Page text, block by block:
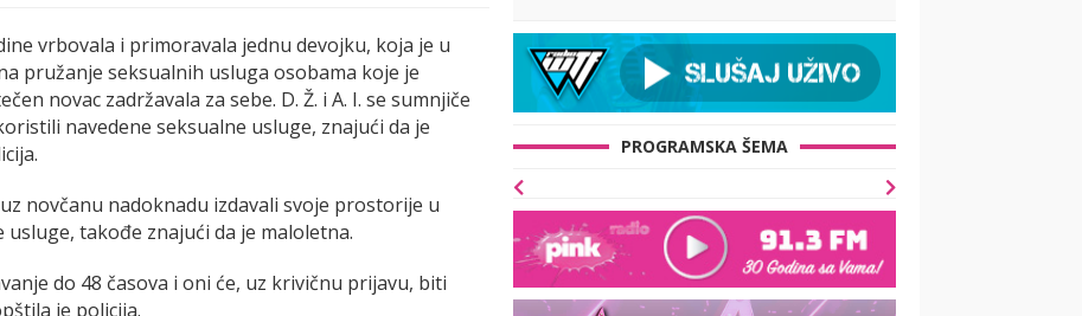
vrbovala i primoravala jednu devojku, koja je u
pružanje seksualnih usluga osobama koje je
novac zadržavala za sebe. D. Ž. i A. I. se sumnjiče
navedene seksualne usluge, znajući da je
novčanu nadoknadu izdavali svoje prostorije u
takođe znajući da je maloletna.
do 48 časova i oni će, uz krivičnu prijavu, biti
je policija.
(VIDEO)
PROGRAMSKA ŠEMA